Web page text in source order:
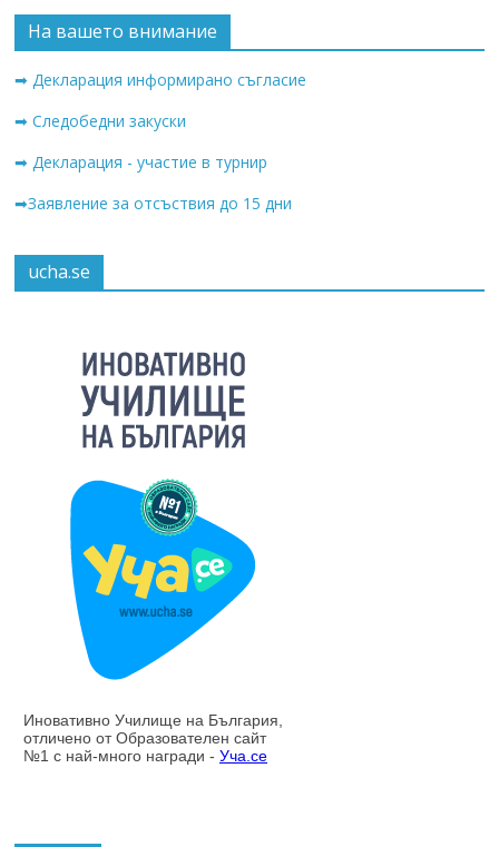
На вашето внимание
➡ Декларация информирано съгласие
➡ Следобедни закуски
➡ Декларация - участие в турнир
➡Заявление за отсъствия до 15 дни
ucha.se